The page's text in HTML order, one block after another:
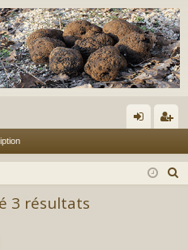
ne cri
3 résultats